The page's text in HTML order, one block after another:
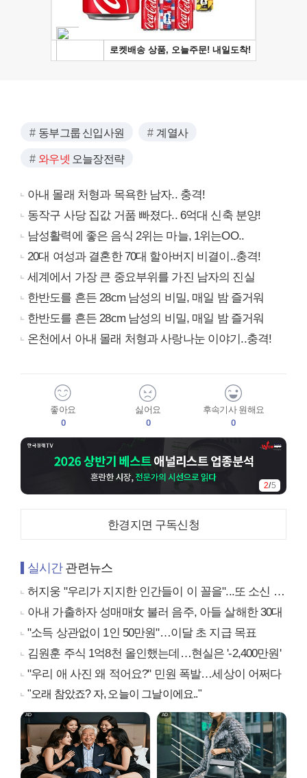
동부그룹 신입사원 계열사
와우넷 오늘장전략
아내 몰래 처형과 목욕한 남자.. 충격!
동작구 사당 집값 거품 빠졌다.. 6억대 신축 분양!
남성활력에 좋은 음식 2위는 마늘, 1위는OO..
20대 여성과 결혼한 70대 할아버지 비결이..충격!
세계에서 가장 큰 중요부위를 가진 남자의 진실
한반도를 흔든 28cm 남성의 비밀, 매일 밤 즐거워
한반도를 흔든 28cm 남성의 비밀, 매일 밤 즐거워
온천에서 아내 몰래 처형과 사랑나눈 이야기..충격!
좋아요
0
싫어요
0
후속기사 원해요
0
2/5
한경지면 구독신청
실시간관련뉴스
허지웅 "우리가 지지한 인간들이 이 꼴을"...또 소신 발언
아내 가출하자 성매매女 불러 음주, 아들 살해한 30대
"소득 상관없이 1인 50만원"…이달 초 지급 목표
김원훈 주식 1억8천 올인했는데…현실은 '-2,400만원'
"우리 애 사진 왜 적어요?" 민원 폭발…세상이 어쩌다
"오래 참았죠? 자, 오늘이 그날이에요.."